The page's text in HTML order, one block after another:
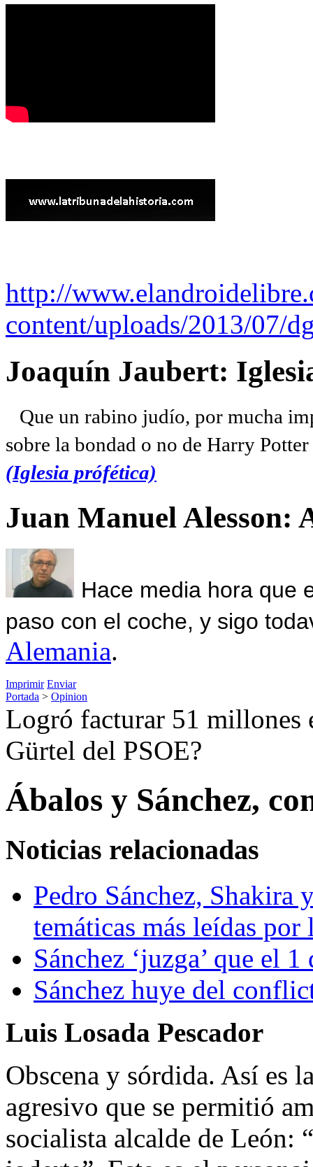
http://
content/uploads/2013/07/
Joaquín Jaubert:
Que un rabino judío, por mucha
sobre la bondad o no de Harry
(Iglesia prófética)
Juan Manuel Alesson:
Hace media hora que
paso con el coche, y sigo
Alemania.
Imprimir Enviar
Portada > Opinion
Logró facturar 51 millones
Gürtel del PSOE?
Ábalos y Sánchez,
Noticias relacionadas
Pedro Sánchez, Shakira
temáticas más leídas por
Sánchez ‘juzga’ que el
Sánchez huye del
Luis Losada Pescador
Obscena y sórdida. Así es
agresivo que se permitió
socialista alcalde de León: